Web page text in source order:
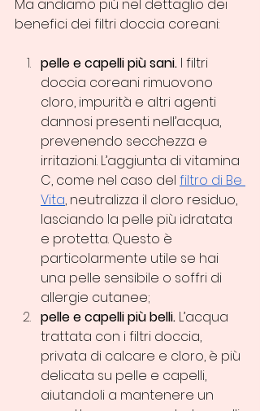
Ma andiamo più nel dettaglio dei
benefici dei filtri doccia coreani:
pelle e capelli più sani. I filtri
doccia coreani rimuovono
cloro, impurità e altri agenti
dannosi presenti nell’acqua,
prevenendo secchezza e
irritazioni. L’aggiunta di vitamina
C, come nel caso del filtro di Be
Vita, neutralizza il cloro residuo,
lasciando la pelle più idratata
e protetta. Questo è
particolarmente utile se hai
una pelle sensibile o soffri di
allergie cutanee;
pelle e capelli più belli. L’acqua
trattata con i filtri doccia,
privata di calcare e cloro, è più
delicata su pelle e capelli,
aiutandoli a mantenere un